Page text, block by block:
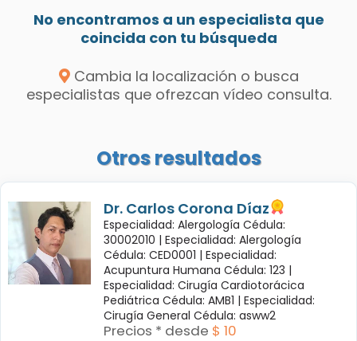
No encontramos a un especialista que
coincida con tu búsqueda
Cambia la localización o busca
especialistas que ofrezcan vídeo consulta.
Otros resultados
Dr. Carlos Corona Díaz
Especialidad: Alergología Cédula:
30002010 | Especialidad: Alergología
Cédula: CED0001 | Especialidad:
Acupuntura Humana Cédula: 123 |
Especialidad: Cirugía Cardiotorácica
Pediátrica Cédula: AMB1 | Especialidad:
Cirugía General Cédula: asww2
Precios * desde $ 10